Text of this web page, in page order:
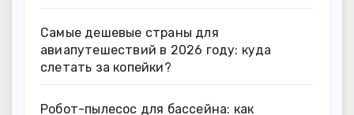
Самые дешевые страны для
авиапутешествий в 2026 году: куда
слетать за копейки?
Робот-пылесос для бассейна: как